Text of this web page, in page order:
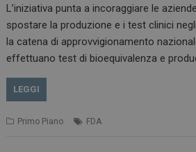
L’iniziativa punta a incoraggiare le
spostare la produzione e i test clinici
la catena di approvvigionamento
effettuano test di bioequivalenza e
LEGGI
Primo Piano FDA